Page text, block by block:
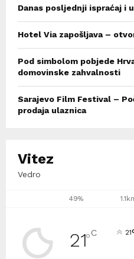
Danas posljednji ispraćaj i
Hotel Via zapošljava –
Pod simbolom pobjede
domovinske zahvalnosti
Sarajevo Film Festival –
prodaja ulaznica
Vitez
Vedro
49%
21°C 21